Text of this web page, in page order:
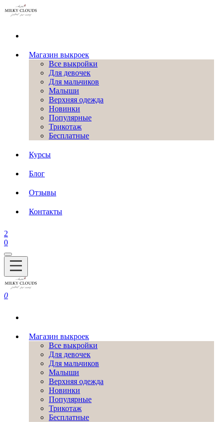
Магазин выкроек
Все выкройки
Для девочек
Для мальчиков
Малыши
Верхняя одежда
Новинки
Популярные
Трикотаж
Бесплатные
Курсы
Блог
Отзывы
Контакты
2
0
0
Магазин выкроек
Все выкройки
Для девочек
Для мальчиков
Малыши
Верхняя одежда
Новинки
Популярные
Трикотаж
Бесплатные